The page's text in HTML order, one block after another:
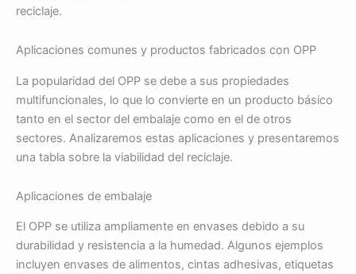
reciclaje.
Aplicaciones comunes y productos fabricados con OPP
La popularidad del OPP se debe a sus propiedades
multifuncionales, lo que lo convierte en un producto básico
tanto en el sector del embalaje como en el de otros
sectores. Analizaremos estas aplicaciones y presentaremos
una tabla sobre la viabilidad del reciclaje.
Aplicaciones de embalaje
El OPP se utiliza ampliamente en envases debido a su
durabilidad y resistencia a la humedad. Algunos ejemplos
incluyen envases de alimentos, cintas adhesivas, etiquetas